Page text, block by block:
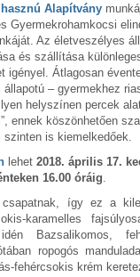
Alapítvány
Gyermekrohamkocsi
Az életveszélyes
és szállítása
igényel. Átlagosan
– gyermekhez
helyszínen percek
ennek köszönhetően
szinten is kiemelkedőek.
lehet 2018. április 17.
16.00 óráig
így ez a
karamelles
Bazsalikomos,
ropogós
fehércsokis krém